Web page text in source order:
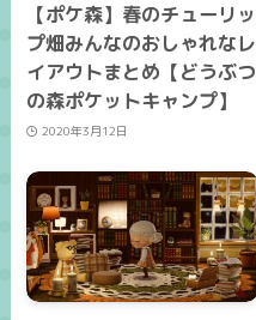
【ポケ森】春のチューリッ
プ畑みんなのおしゃれなレ
イアウトまとめ【どうぶつ
の森ポケットキャンプ】
2020年3月12日